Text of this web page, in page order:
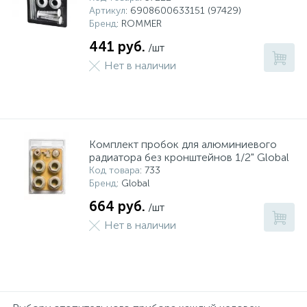
Артикул: 6908600633151 (97429)
Бренд: ROMMER
441 руб. /шт
Нет в наличии
Комплект пробок для алюминиевого
радиатора без кронштейнов 1/2" Global
Код товара: 733
Бренд: Global
664 руб. /шт
Нет в наличии